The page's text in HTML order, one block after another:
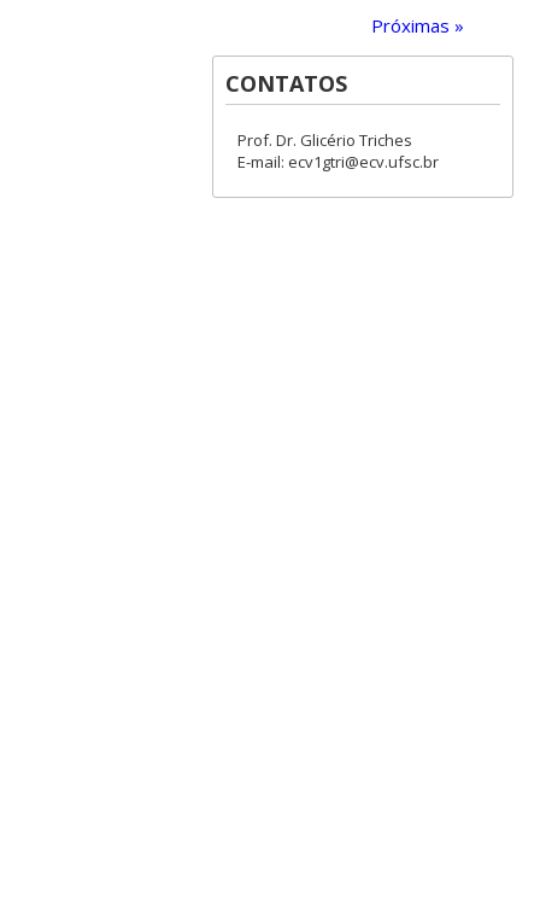
Próximas »
CONTATOS
Prof. Dr. Glicério Triches
E-mail: ecv1gtri@ecv.ufsc.br